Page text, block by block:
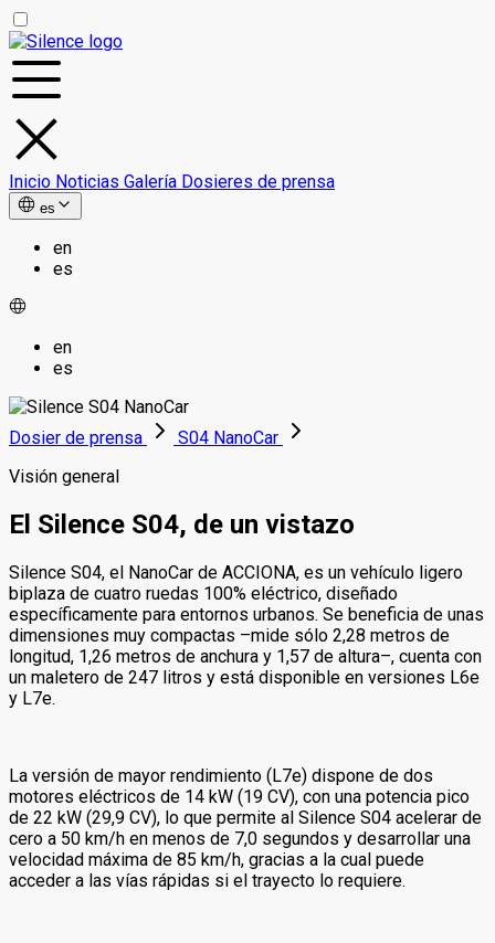
Inicio Noticias Galería Dosieres de prensa
es
en
es
en
es
Dosier de prensa
S04 NanoCar
Visión general
El Silence S04, de un vistazo
Silence S04, el NanoCar de ACCIONA, es un vehículo ligero
biplaza de cuatro ruedas 100% eléctrico, diseñado
específicamente para entornos urbanos. Se beneficia de unas
dimensiones muy compactas –mide sólo 2,28 metros de
longitud, 1,26 metros de anchura y 1,57 de altura–, cuenta con
un maletero de 247 litros y está disponible en versiones L6e
y L7e.
La versión de mayor rendimiento (L7e) dispone de dos
motores eléctricos de 14 kW (19 CV), con una potencia pico
de 22 kW (29,9 CV), lo que permite al Silence S04 acelerar de
cero a 50 km/h en menos de 7,0 segundos y desarrollar una
velocidad máxima de 85 km/h, gracias a la cual puede
acceder a las vías rápidas si el trayecto lo requiere.